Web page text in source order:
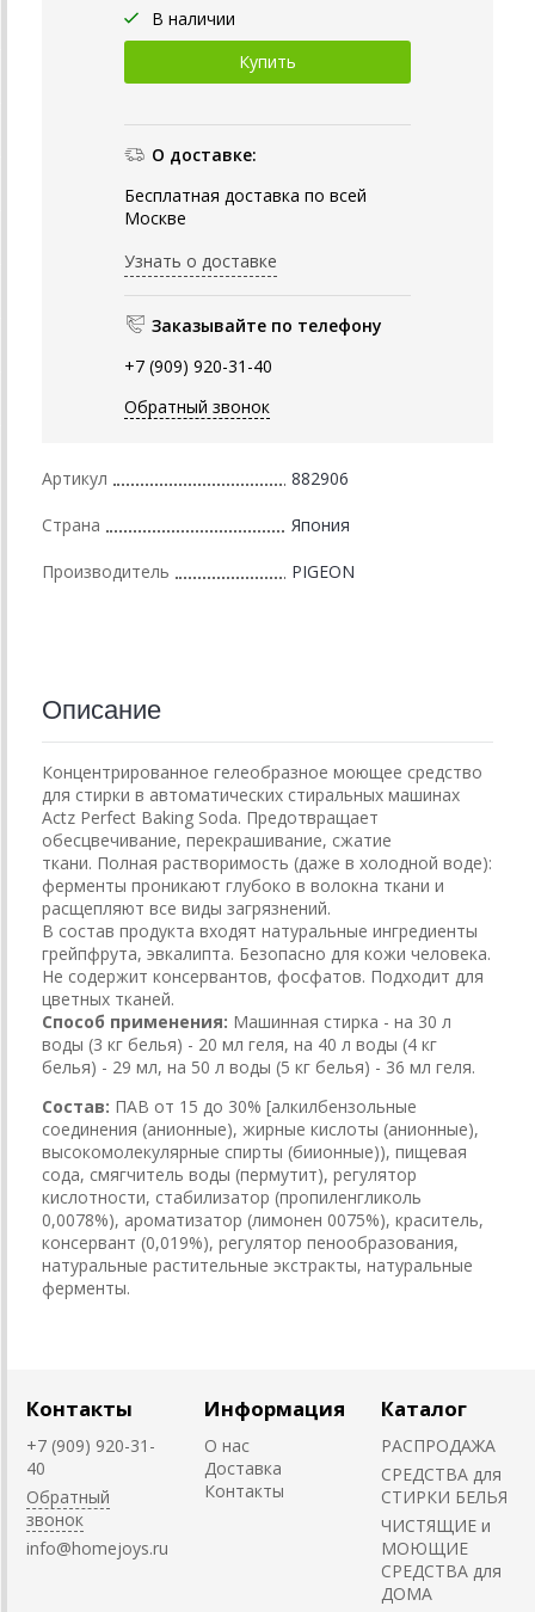
В наличии
О доставке:
Бесплатная доставка по всей
Москве
Узнать о доставке
Заказывайте по телефону
+7 (909) 920-31-40
Обратный звонок
Артикул 882906
Страна Япония
Производитель PIGEON
Описание
Концентрированное гелеобразное моющее средство
для стирки в автоматических стиральных машинах
Actz Perfect Baking Soda. Предотвращает
обесцвечивание, перекрашивание, сжатие
ткани. Полная растворимость (даже в холодной воде):
ферменты проникают глубоко в волокна ткани и
расщепляют все виды загрязнений.
В состав продукта входят натуральные ингредиенты
грейпфрута, эвкалипта. Безопасно для кожи человека.
Не содержит консервантов, фосфатов. Подходит для
цветных тканей.
Способ применения: Машинная стирка - на 30 л
воды (3 кг белья) - 20 мл геля, на 40 л воды (4 кг
белья) - 29 мл, на 50 л воды (5 кг белья) - 36 мл геля.
Состав: ПАВ от 15 до 30% [алкилбензольные
соединения (анионные), жирные кислоты (анионные),
высокомолекулярные спирты (биионные)), пищевая
сода, смягчитель воды (пермутит), регулятор
кислотности, стабилизатор (пропиленгликоль
0,0078%), ароматизатор (лимонен 0075%), краситель,
консервант (0,019%), регулятор пенообразования,
натуральные растительные экстракты, натуральные
ферменты.
Контакты
+7 (909) 920-31-
40
Обратный
звонок
info@homejoys.ru
Информация
О нас
Доставка
Контакты
Каталог
РАСПРОДАЖА
СРЕДСТВА для
СТИРКИ БЕЛЬЯ
ЧИСТЯЩИЕ и
МОЮЩИЕ
СРЕДСТВА для
ДОМА